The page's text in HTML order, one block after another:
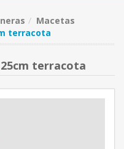
Macetas
terracota
terracota